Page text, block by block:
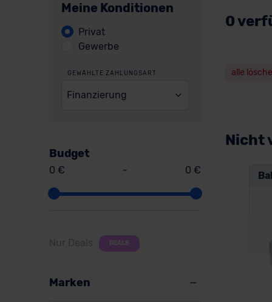
Meine Konditionen
Privat
Gewerbe
GEWÄHLTE ZAHLUNGSART
Finanzierung
Budget
0 € - 0 €
Nur Deals DEALS
Marken
0
alle
Nicht